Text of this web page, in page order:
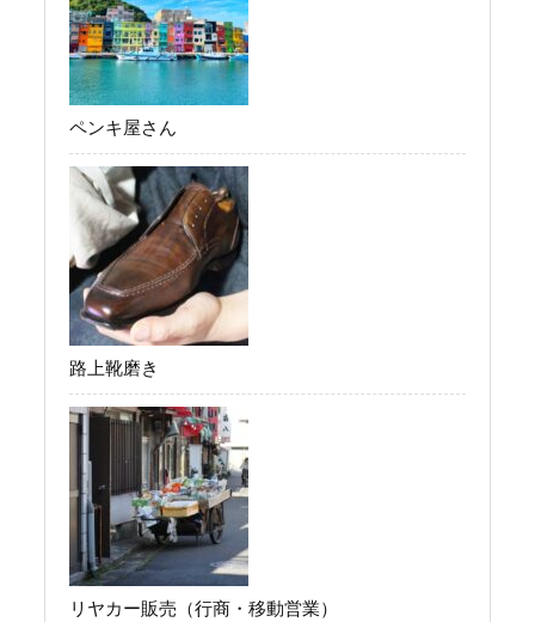
ペンキ屋さん
路上靴磨き
リヤカー販売（行商・移動営業）